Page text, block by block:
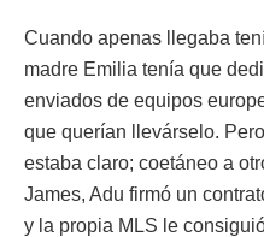
Cuando apenas llegaba
madre Emilia tenía que
enviados de equipos
que querían llevárselo.
estaba claro; coetáneo a
James, Adu firmó un
y la propia MLS le